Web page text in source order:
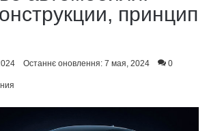
принцип
Останнє оновлення: 7 мая, 2024 0